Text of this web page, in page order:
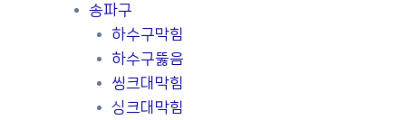
송파구
하수구막힘
하수구뚫음
씽크대막힘
싱크대막힘